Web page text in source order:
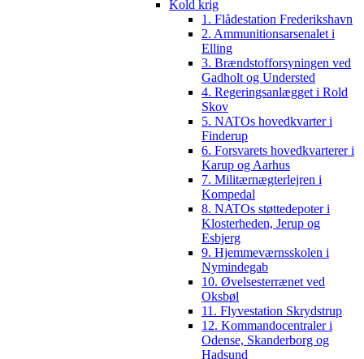
Kold krig
1. Flådestation Frederikshavn
2. Ammunitionsarsenalet i
Elling
3. Brændstofforsyningen ved
Gadholt og Understed
4. Regeringsanlægget i Rold
Skov
5. NATOs hovedkvarter i
Finderup
6. Forsvarets hovedkvarterer i
Karup og Aarhus
7. Militærnægterlejren i
Kompedal
8. NATOs støttedepoter i
Klosterheden, Jerup og
Esbjerg
9. Hjemmeværnsskolen i
Nymindegab
10. Øvelsesterrænet ved
Oksbøl
11. Flyvestation Skrydstrup
12. Kommandocentraler i
Odense, Skanderborg og
Hadsund